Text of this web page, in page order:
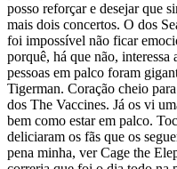
posso reforçar e desejar que
mais dois concertos. O dos
foi impossível não ficar
porquê, há que não,
pessoas em palco foram
Tigerman. Coração cheio
dos The Vaccines. Já os vi
bem como estar em palco.
deliciaram os fãs que os
pena minha, ver Cage the